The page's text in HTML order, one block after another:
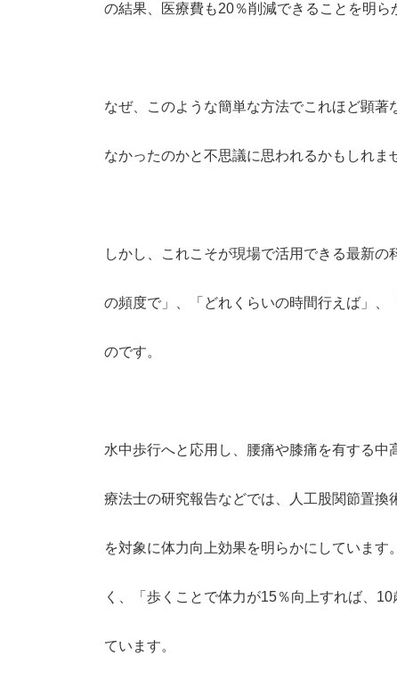
の結果、医療費も20％削減できることを明ら
なぜ、このような簡単な方法でこれほど顕
なかったのかと不思議に思われるかもしれま
しかし、これこそが現場で活用できる最新
の頻度で」、「どれくらいの時間行えば」
のです。
水中歩行へと応用し、腰痛や膝痛を有する
療法士の研究報告などでは、人工股関節置換
を対象に体力向上効果を明らかにしていま
く、「歩くことで体力が15％向上すれば、
ています。